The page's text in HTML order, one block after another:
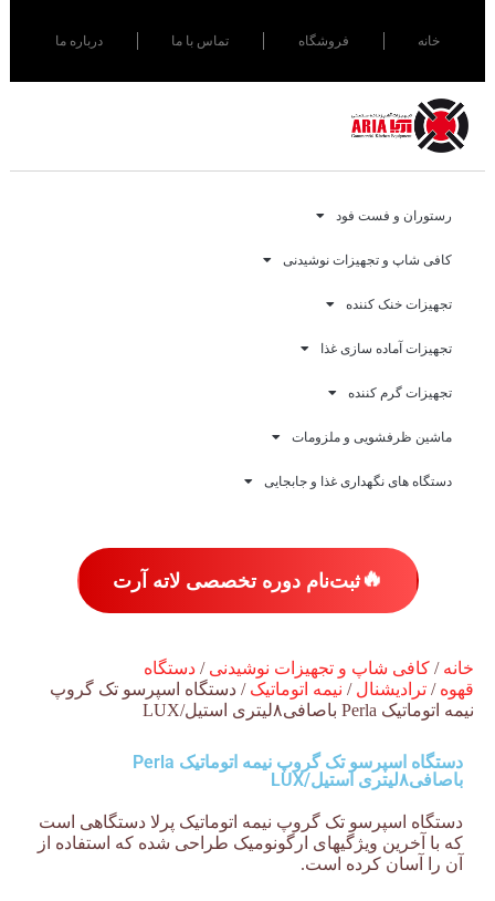
خانه فروشگاه تماس با ما درباره ما
رستوران و فست فود
کافی شاپ و تجهیزات نوشیدنی
تجهیزات خنک کننده
تجهیزات آماده سازی غذا
تجهیزات گرم کننده
ماشین ظرفشویی و ملزومات
دستگاه های نگهداری غذا و جابجایی
🔥ثبت‌نام دوره تخصصی لاته آرت
خانه / کافی شاپ و تجهیزات نوشیدنی / دستگاه
قهوه / ترادیشنال / نیمه اتوماتیک / دستگاه اسپرسو تک گروپ
نیمه اتوماتیک Perla باصافی۸لیتری استیل/LUX
دستگاه اسپرسو تک گروپ نیمه اتوماتیک Perla
باصافی۸لیتری استیل/LUX
دستگاه اسپرسو تک گروپ نیمه اتوماتیک پرلا دستگاهی است
که با آخرین ویژگیهای ارگونومیک طراحی شده که استفاده از
آن را آسان کرده است.